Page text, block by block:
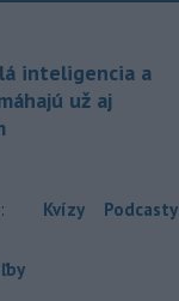
inteligencia a
už aj
Kvízy Podcasty